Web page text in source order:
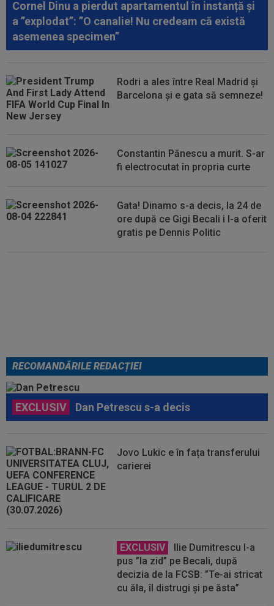
00:18 EXCLUSIV
Ilie Dumitrescu l-a pus ”la zid” pe
Becali, după decizia de la FCSB: ”Te-ai...
00:17
Micael Leandro a murit, după ce a fost
00:04
Surpriza serii în Europa: rezultat ”strălucitor”
pentru oaspeți în turul trei...
Cornel Dinu a pierdut apartamentul în instanță și
a ”explodat”: ”O canalie! Nu credeam că există
asemenea specimen”
Rodri a ales între Real Madrid și
Barcelona și e gata să semneze!
Constantin Pănescu a murit. S-ar
fi electrocutat în propria curte
Gata! Dinamo s-a decis, la 24 de
ore după ce Gigi Becali i l-a oferit
gratis pe Dennis Politic
RECOMANDĂRILE REDACȚIEI
EXCLUSIV Dan Petrescu s-a decis
Jovo Lukic e în fața transferului
carierei
EXCLUSIV
Ilie Dumitrescu l-a
pus ”la zid” pe Becali, după
decizia de la FCSB: ”Te-ai stricat
cu ăla, îl distrugi și pe ăsta”